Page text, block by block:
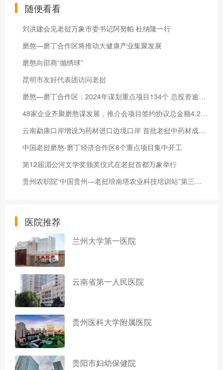
随便看看
刘洪建会见老挝万象市委书记阿努帕·杜纳隆一行
磨憨—磨丁合作区将推动大健康产业集聚发展
磨憨向邵商“抛绣球”
昆明市友好代表团访问老挝
磨憨—磨丁合作区：2024年谋划重点项目134个 总投资逾678亿元
48家企业齐聚磨憨谋发展，推介会项目签约协议总金额4.208亿元
云南勐康口岸增设为药材进口边境口岸 首批老挝中药材成功入境
中国老挝磨憨-磨丁经济合作区8个重点项目集中开工
第12届湄公河文学奖颁奖仪式在老挝首都万象举行
贵州农职院“中国贵州—老挝琅南塔农业科技培训站”第三期开班
医院推荐
兰州大学第一医院
云南省第一人民医院
贵州医科大学附属医院
贵阳市妇幼保健院